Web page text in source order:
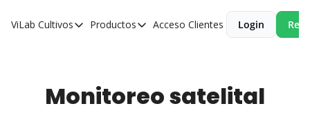
ViLab Cultivos
Cultivos
Olivos
Productos
Productos
Estudio de Zonificación
Acceso Clientes Login
Monitoreo satelital